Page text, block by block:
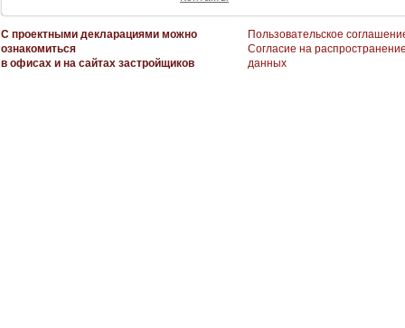
С проектными декларациями можно
ознакомиться
в офисах и на сайтах застройщиков
Пользовательское
Согласие на
данных